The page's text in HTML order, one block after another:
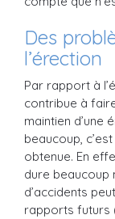
Des
l’érection
Par rapport à
contribue à
maintien d’une
beaucoup,
obtenue. En
dure beaucoup
d’accidents
rapports futurs